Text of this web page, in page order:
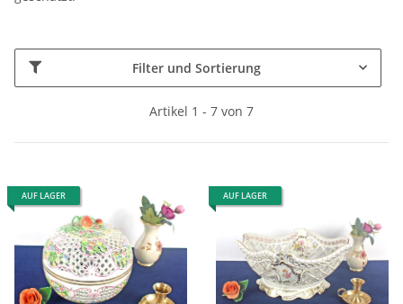
Filter und Sortierung
Artikel 1 - 7 von 7
AUF LAGER AUF LAGER